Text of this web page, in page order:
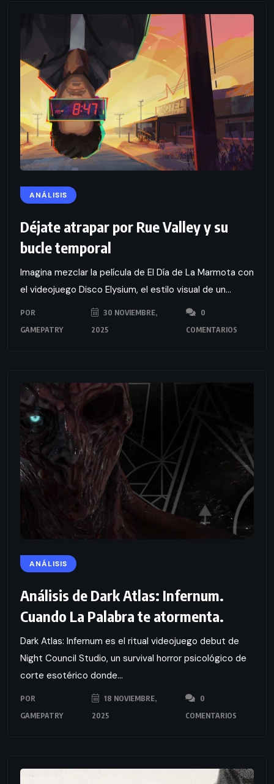
ANÁLISIS
Déjate atrapar por Rue Valley y su
bucle temporal
Imagina mezclar la película de El Día de La Marmota con
el videojuego Disco Elysium, el estilo visual de un...
POR
GAMEPATRY
30 NOVIEMBRE,
2025
0
COMENTARIOS
ANÁLISIS
Análisis de Dark Atlas: Infernum.
Cuando La Palabra te atormenta.
Dark Atlas: Infernum es el ritual videojuego debut de
Night Council Studio, un survival horror psicológico de
corte esotérico donde...
POR
GAMEPATRY
18 NOVIEMBRE,
2025
0
COMENTARIOS